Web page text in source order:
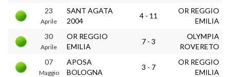
23
Aprile
SANT AGATA
2004
4 - 11
OR REGGIO
EMILIA
30
Aprile
OR REGGIO
EMILIA
7 - 3
OLYMPIA
ROVERETO
07
Maggio
APOSA
BOLOGNA
3 - 7
OR REGGIO
EMILIA